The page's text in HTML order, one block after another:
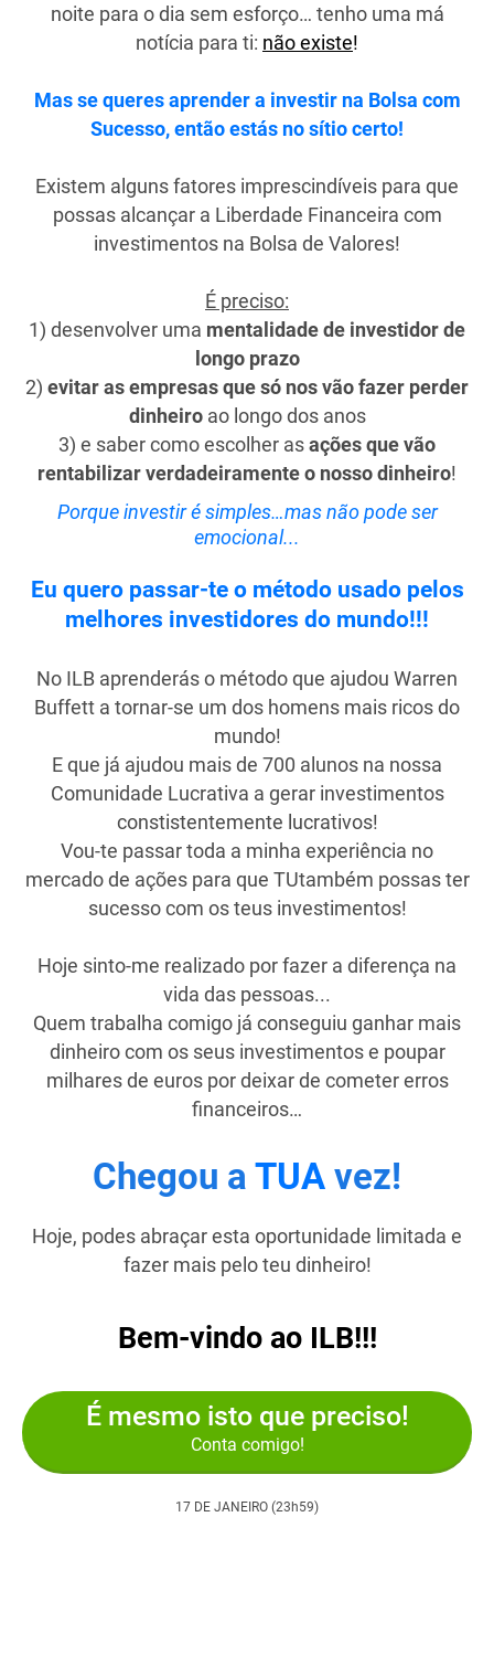
noite para o dia sem esforço… tenho uma má
notícia para ti: não existe!
Mas se queres aprender a investir na Bolsa com
Sucesso, então estás no sítio certo!
Existem alguns fatores imprescindíveis para que
possas alcançar a Liberdade Financeira com
investimentos na Bolsa de Valores!
É preciso:
1) desenvolver uma mentalidade de investidor de
longo prazo
2) evitar as empresas que só nos vão fazer perder
dinheiroao longo dos anos
3) e saber como escolher asações que vão
rentabilizar verdadeiramente o nosso dinheiro!
Porque investir é simples…mas não pode ser
emocional...
Eu quero passar-te o método usado pelos
melhores investidores do mundo!!!
No ILB aprenderás o método que ajudou Warren
Buffett a tornar-se um dos homens mais ricos do
mundo!
E que já ajudou mais de 700 alunos na nossa
Comunidade Lucrativa a gerar investimentos
constistentemente lucrativos!
Vou-te passar toda a minha experiência no
mercado de ações para que TUtambém possas ter
sucesso com os teus investimentos!
Hoje sinto-me realizado por fazer a diferença na
vida das pessoas...
Quem trabalha comigo já conseguiu ganhar mais
dinheiro com os seus investimentos e poupar
milhares de euros por deixar de cometer erros
financeiros…
Chegou a TUA vez!
Hoje, podes abraçar esta oportunidade limitada e
fazer mais pelo teu dinheiro!
Bem-vindo ao ILB!!!
É mesmo isto que preciso!
Conta comigo!
17 DE JANEIRO (23h59)